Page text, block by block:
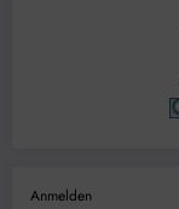
Anmelden